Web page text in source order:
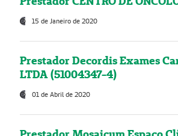
15 de Janeiro de 2020
Prestador Decordis Exames
LTDA (51004347-4)
01 de Abril de 2020